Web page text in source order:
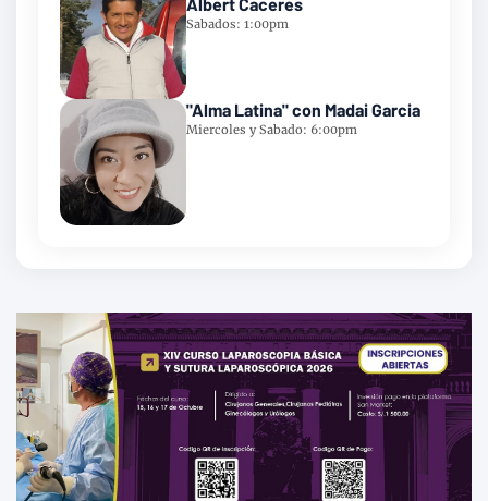
Sabados: 1:00pm
"Alma Latina" con Madai Garcia
Miercoles y Sabado: 6:00pm